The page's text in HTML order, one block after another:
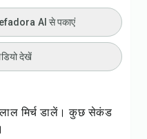
AI से पकाएं
देखें
मिर्च डालें। कुछ सेकंड